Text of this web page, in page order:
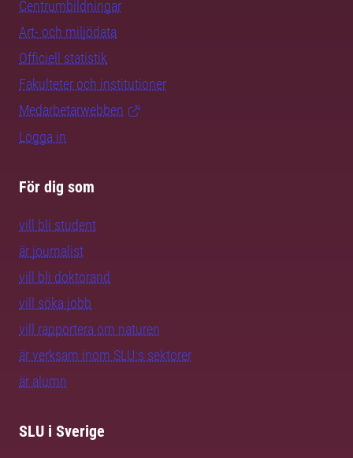
Centrumbildningar
Art- och miljödata
Officiell statistik
Fakulteter och institutioner
Medarbetarwebben
Logga in
För dig som
vill bli student
är journalist
vill bli doktorand
vill söka jobb
vill rapportera om naturen
är verksam inom SLU:s sektorer
är alumn
SLU i Sverige